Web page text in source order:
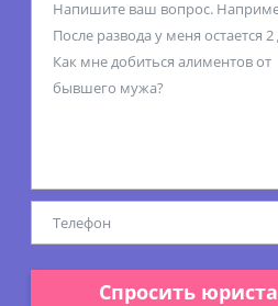
Спросить юриста